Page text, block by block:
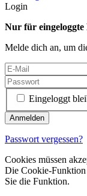
Login
Nur für eingeloggte
Melde dich an, um
Eingeloggt
Passwort vergessen?
Cookies müssen
Die Cookie-
Sie die Funktion.